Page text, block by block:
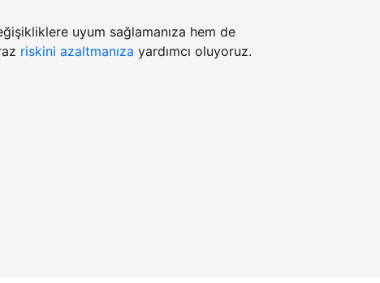
uyum sağlamanıza hem de
riskini azaltmanıza yardımcı oluyoruz.